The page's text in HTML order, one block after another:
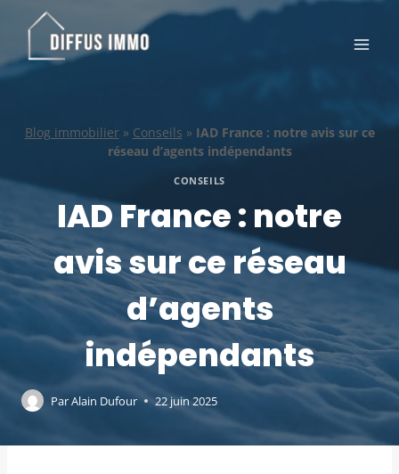
contenu
Blog immobilier» Conseils » IAD France : notre avis sur ce
réseau d’agents indépendants
CONSEILS
IAD France : notre
avis sur ce réseau
d’agents
indépendants
ParAlain Dufour 22 juin 2025